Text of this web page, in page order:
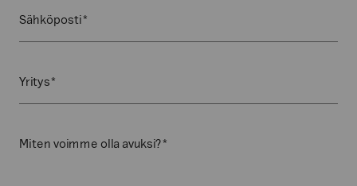
Sähköposti
Yritys
Miten voimme olla avuksi?
koskemattomaksi.